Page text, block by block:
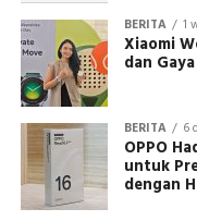
BERITA 1
Xiaomi
dan
BERITA 6
OPPO
untuk
dengan